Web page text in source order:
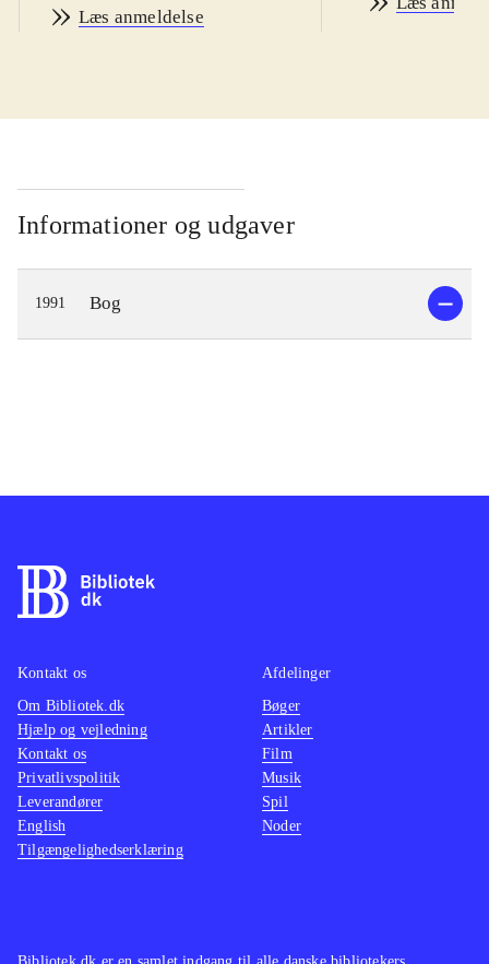
Læs anmeldelse
Informationer og udgaver
1991 Bog
Kontakt os
Om Bibliotek.dk
Hjælp og vejledning
Kontakt os
Privatlivspolitik
Leverandører
English
Tilgængelighedserklæring
Afdelinger
Bøger
Artikler
Film
Musik
Spil
Noder